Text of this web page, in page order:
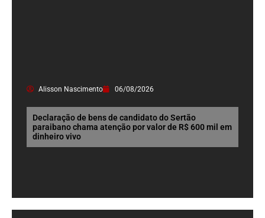
Alisson Nascimento 06/08/2026
Declaração de bens de candidato do Sertão
paraibano chama atenção por valor de R$ 600 mil em
dinheiro vivo